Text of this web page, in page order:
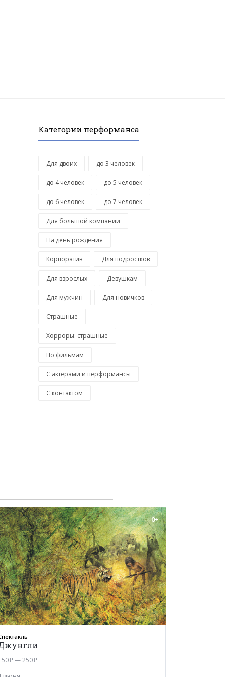
Категории перформанса
Для двоих до 3 человек
до 4 человек до 5 человек
до 6 человек до 7 человек
Для большой компании
На день рождения
Корпоратив Для подростков
Для взрослых Девушкам
Для мужчин Для новичков
Страшные
Хорроры: страшные
По фильмам
С актерами и перформансы
С контактом
0+
₽ — 250 ₽